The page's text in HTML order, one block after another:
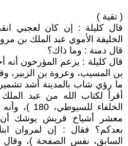
( تقية )
قال كليلة : إن كان لعجبي
الخليفة الأموي عبد الملك بن
قال دمنة : وما ذاك؟
قال كليلة : يزعم المؤرخون أنه
بن المسيب، وعروة بن الزبير،
ما رؤي شاب بالمدينة أشد
أقرأ لكتاب الله من عبد
الخلفاء
معشر أشياخ قريش يوشك أن
بعدكم؟ فقال : إن لمروان
السابق، نفس الصفحة )،